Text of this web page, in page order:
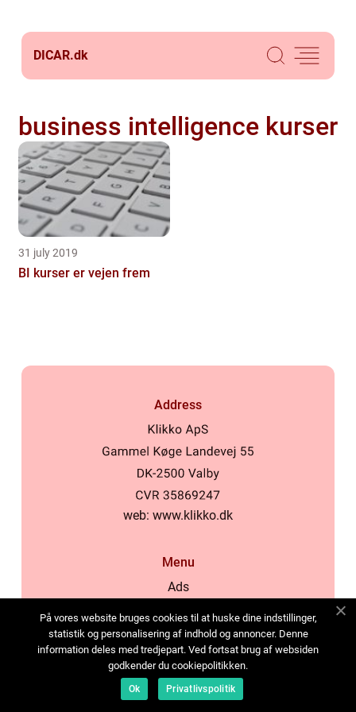
DICAR.dk
business intelligence kurser
31 july 2019
BI kurser er vejen frem
Address
web: www.klikko.dk
Menu
Ads
Cookies
Contact
Sitemap
På vores website bruges cookies til at huske dine indstillinger,
statistik og personalisering af indhold og annoncer. Denne
information deles med tredjepart. Ved fortsat brug af websiden
godkender du cookiepolitikken.
Ok Privatlivspolitik